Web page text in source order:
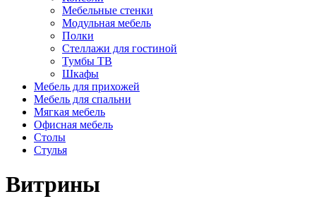
Мебельные стенки
Модульная мебель
Полки
Стеллажи для гостиной
Тумбы ТВ
Шкафы
Мебель для прихожей
Мебель для спальни
Мягкая мебель
Офисная мебель
Столы
Стулья
Витрины